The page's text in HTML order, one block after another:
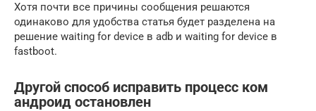
Хотя почти все причины сообщения решаются
одинаково для удобства статья будет разделена на
решение waiting for device в adb и waiting for device в
fastboot.
Другой способ исправить процесс ком
андроид остановлен